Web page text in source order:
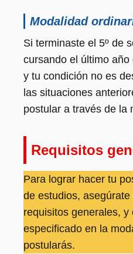
Modalidad
Si terminaste el 5º de
cursando el último
y tu condición no es
las situaciones
postular a través de la
Requisitos
Para lograr hacer tu
de estudios,
requisitos generales,
especificado en la
postularás.